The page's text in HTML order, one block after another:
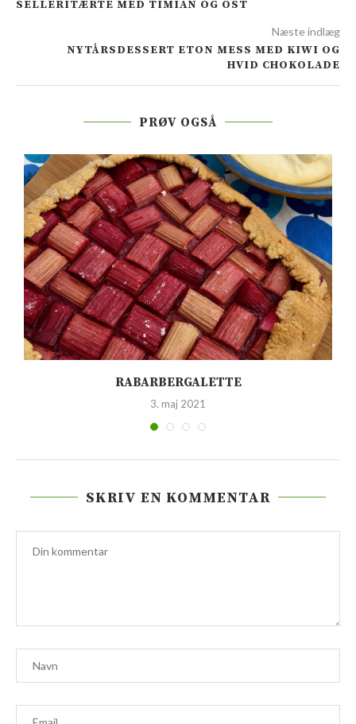
SELLERITÆRTE MED TIMIAN OG OST
Næste indlæg
NYTÅRSDESSERT ETON MESS MED KIWI OG
HVID CHOKOLADE
PRØV OGSÅ
RABARBERGALETTE
3. maj 2021
SKRIV EN KOMMENTAR